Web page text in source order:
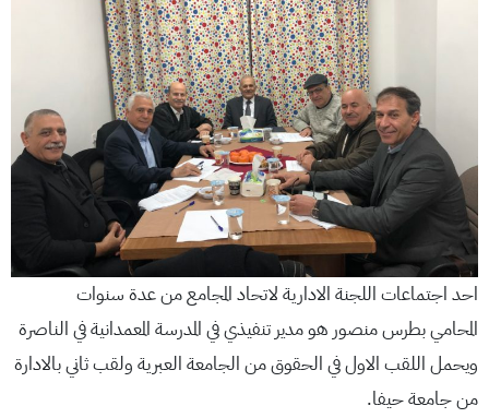
احد اجتماعات اللجنة الادارية لاتحاد المجامع من عدة سنوات
المحامي بطرس منصور هو مدير تنفيذي في المدرسة المعمدانية في الناصرة
ويحمل اللقب الاول في الحقوق من الجامعة العبرية ولقب ثاني بالادارة
من جامعة حيفا.